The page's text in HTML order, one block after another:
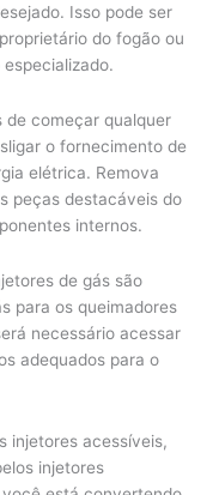
Isso pode ser
do fogão ou
de começar qualquer
o fornecimento de
elétrica. Remova
peças destacáveis do
internos.
de gás são
para os queimadores
necessário acessar
adequados para o
injetores acessíveis,
injetores